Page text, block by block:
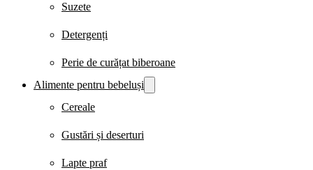
Suzete
Detergenți
Perie de curățat biberoane
Alimente pentru bebeluși
Cereale
Gustări și deserturi
Lapte praf